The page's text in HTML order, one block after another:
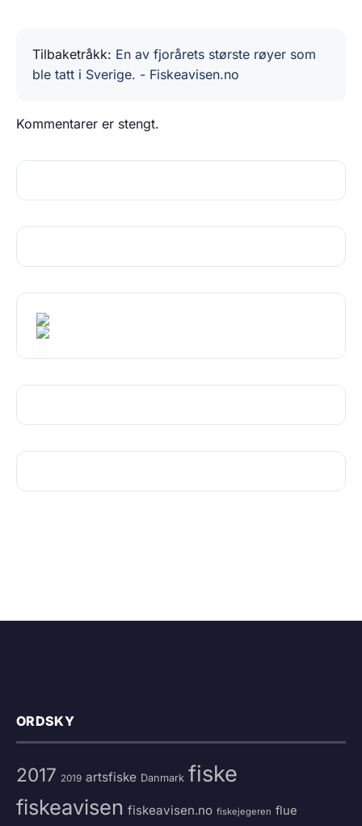
Tilbaketråkk: En av fjorårets største røyer som
ble tatt i Sverige. - Fiskeavisen.no
Kommentarer er stengt.
ORDSKY
2017 2019 artsfiske Danmark fiske
fiskeavisen fiskeavisen.no fiskejegeren flue